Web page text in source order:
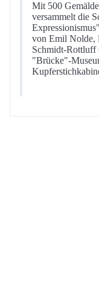
Mit 500
versammelt die
von Emil Nolde,
Schmidt-Rottluff
"Brücke"-